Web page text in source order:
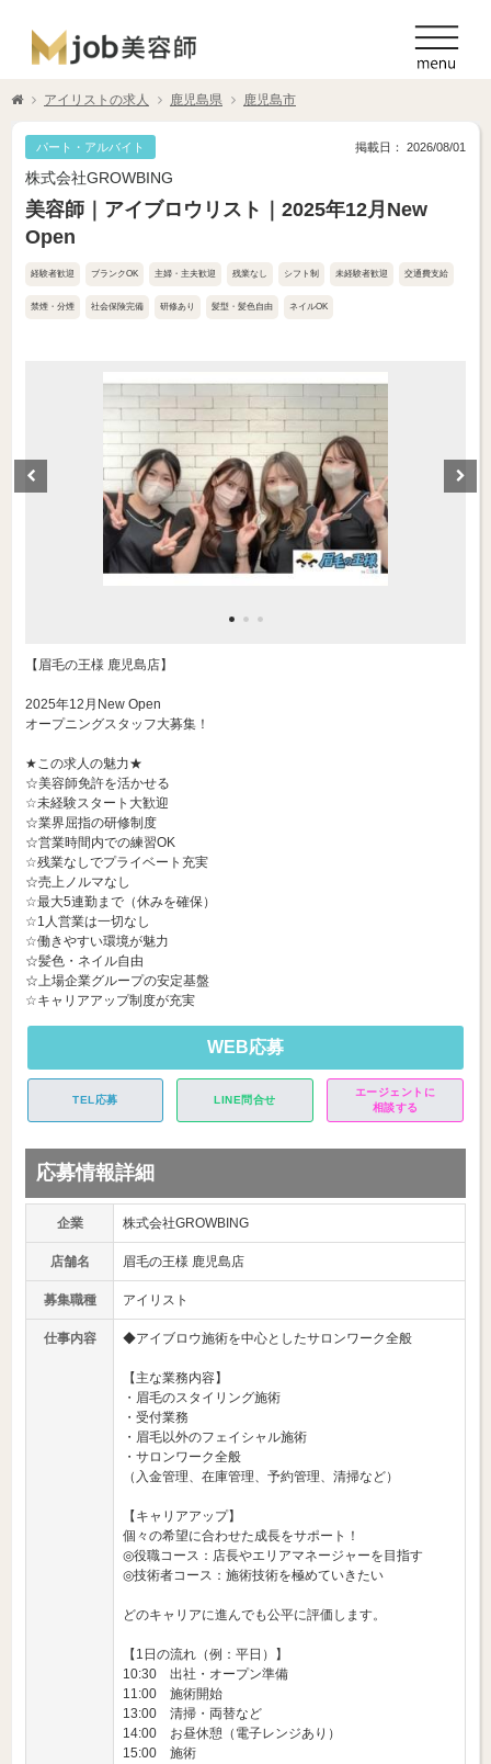
アイリストの求人 鹿児島県 鹿児島市
パート・アルバイト 掲載日： 2026/08/01
株式会社GROWBING
美容師｜アイブロウリスト｜2025年12月New
Open
経験者歓迎 ブランクOK 主婦・主夫歓迎 残業なし シフト制 未経験者歓迎 交通費支給
禁煙・分煙 社会保険完備 研修あり 髪型・髪色自由 ネイルOK
【眉毛の王様 鹿児島店】
2025年12月New Open
オープニングスタッフ大募集！
★この求人の魅力★
☆美容師免許を活かせる
☆未経験スタート大歓迎
☆業界屈指の研修制度
☆営業時間内での練習OK
☆残業なしでプライベート充実
☆売上ノルマなし
☆最大5連勤まで（休みを確保）
☆1人営業は一切なし
☆働きやすい環境が魅力
☆髪色・ネイル自由
☆上場企業グループの安定基盤
☆キャリアアップ制度が充実
WEB応募
TEL応募 LINE問合せ
エージェントに
相談する
応募情報詳細
企業 株式会社GROWBING
店舗名 眉毛の王様 鹿児島店
募集職種 アイリスト
仕事内容 ◆アイブロウ施術を中心としたサロンワーク全般
【主な業務内容】
・眉毛のスタイリング施術
・受付業務
・眉毛以外のフェイシャル施術
・サロンワーク全般
（入金管理、在庫管理、予約管理、清掃など）
【キャリアアップ】
個々の希望に合わせた成長をサポート！
◎役職コース：店長やエリアマネージャーを目指す
◎技術者コース：施術技術を極めていきたい
どのキャリアに進んでも公平に評価します。
【1日の流れ（例：平日）】
10:30 出社・オープン準備
11:00 施術開始
13:00 清掃・両替など
14:00 お昼休憩（電子レンジあり）
15:00 施術